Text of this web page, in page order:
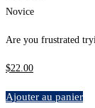
Novice
Are you frustrated
$22.00
Ajouter au panier